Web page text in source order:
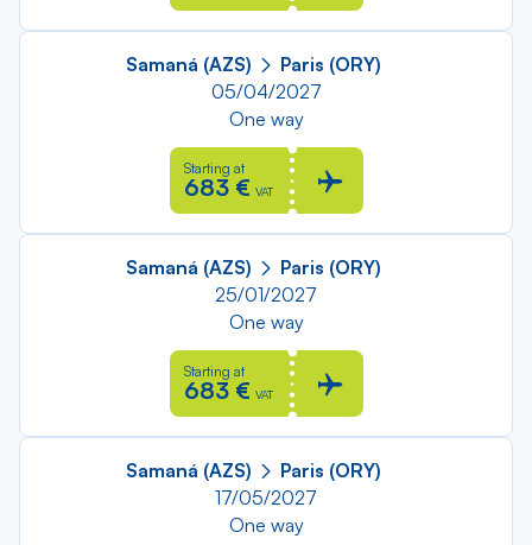
Samaná (AZS)
Paris (ORY)
05/04/2027
One way
Starting at
683 € VAT
Samaná (AZS)
Paris (ORY)
25/01/2027
One way
Starting at
683 € VAT
Samaná (AZS)
Paris (ORY)
17/05/2027
One way